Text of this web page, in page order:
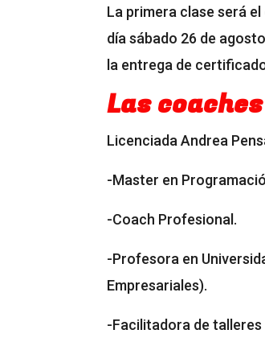
La primera clase será
día sábado 26 de
la entrega de
Las coaches
Licenciada Andrea
-Master en
-Coach Profesional.
-Profesora en
Empresariales).
-Facilitadora de